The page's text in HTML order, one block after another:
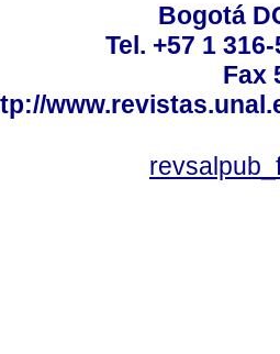
Bogotá
Tel. +57 1
Fax